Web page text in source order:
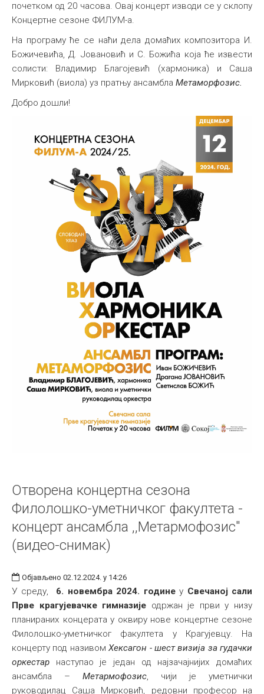
почетком од 20 часова. Овај концерт изводи се у склопу
Концертне сезоне ФИЛУМ-а.
На програму ће се наћи дела домаћих композитора И.
Божичевића, Д. Јовановић и С. Божића која ће извести
солисти: Владимир Благојевић (хармоника) и Саша
Мирковић (виола) уз пратњу ансамбла Метаморфозис.
Добро дошли!
Отворена концертна сезона
Филолошко-уметничког факултета -
концерт ансамбла ,,Метармофозис"
(видео-снимак)
Објављено 02.12.2024. у 14:26
У среду, 6. новембра 2024. годинеу Свечаној сали
Прве крагујевачке гимназије одржан је први у низу
планираних концерата у оквиру нове концертне сезоне
Филолошко-уметничког факултета у Крагујевцу. На
концерту под називомХексагон - шест визија за гудачки
оркестар наступао је један од најзачајнијих домаћих
ансамбла – Метармофозис, чији је уметнички
руководилац Саша Мирковић, редовни професор на